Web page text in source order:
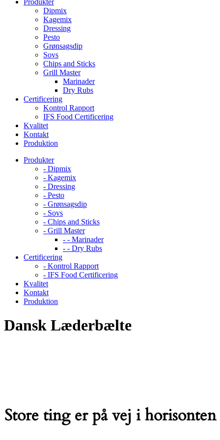
Produkter
Dipmix
Kagemix
Dressing
Pesto
Grønsagsdip
Sovs
Chips and Sticks
Grill Master
Marinader
Dry Rubs
Certificering
Kontrol Rapport
IFS Food Certificering
Kvalitet
Kontakt
Produktion
Produkter
- Dipmix
- Kagemix
- Dressing
- Pesto
- Grønsagsdip
- Sovs
- Chips and Sticks
- Grill Master
- - Marinader
- - Dry Rubs
Certificering
- Kontrol Rapport
- IFS Food Certificering
Kvalitet
Kontakt
Produktion
Dansk Læderbælte
Store ting er på vej i horisonten